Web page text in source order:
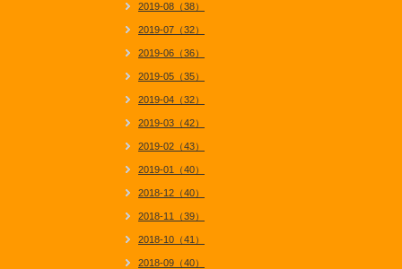
2019-08（38）
2019-07（32）
2019-06（36）
2019-05（35）
2019-04（32）
2019-03（42）
2019-02（43）
2019-01（40）
2018-12（40）
2018-11（39）
2018-10（41）
2018-09（40）